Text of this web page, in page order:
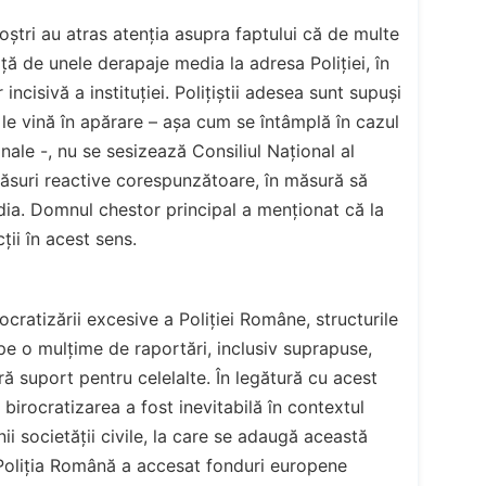
au atras atenția asupra faptului că de multe
de unele derapaje media la adresa Poliției, în
a instituției. Polițiștii adesea sunt supuși
vină în apărare – așa cum se întâmplă în cazul
-, nu se sesizează Consiliul Național al
reactive corespunzătoare, în măsură să
Domnul chestor principal a menționat că la
în acest sens.
excesive a Poliției Române, structurile
o mulțime de raportări, inclusiv suprapuse,
suport pentru celelalte. În legătură cu acest
a fost inevitabilă în contextul
societății civile, la care se adaugă această
Română a accesat fonduri europene